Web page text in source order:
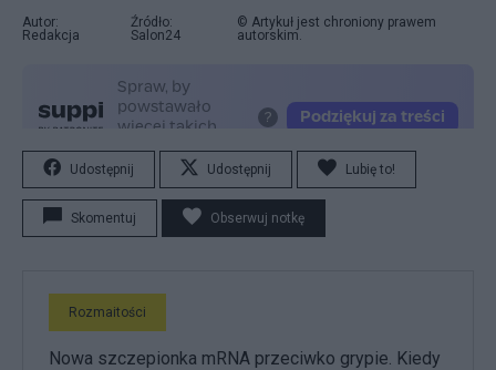
Autor:
Redakcja
Źródło:
Salon24
© Artykuł jest chroniony prawem
autorskim.
Udostępnij Udostępnij Lubię to!
Skomentuj Obserwuj notkę
Rozmaitości
Nowa szczepionka mRNA przeciwko grypie. Kiedy